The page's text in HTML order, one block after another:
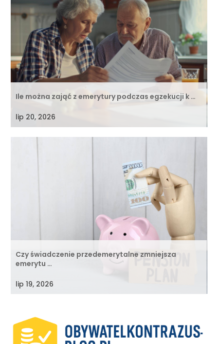
Ile można zająć z emerytury podczas egzekucji k …
lip 20, 2026
Czy świadczenie przedemerytalne zmniejsza
emerytu …
lip 19, 2026